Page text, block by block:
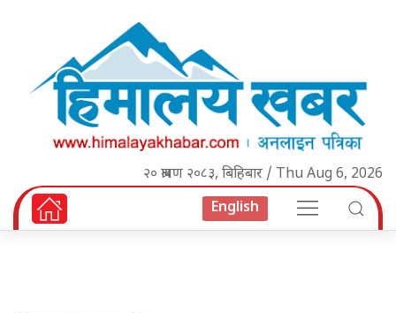
२० श्रावण २०८३, बिहिबार / Thu Aug 6, 2026
English